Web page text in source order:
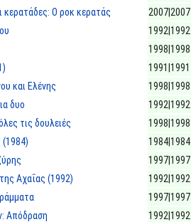
κερατάδες: Ο ροκ κερατάς
2007|2007
1992|1992
1998|1998
1991|1991
και Ελένης
1998|1998
δυο
1992|1992
τις δουλειές
1998|1998
1984|1984
1997|1997
Αχαΐας (1992)
1992|1992
1997|1997
Απόδραση
1992|1992